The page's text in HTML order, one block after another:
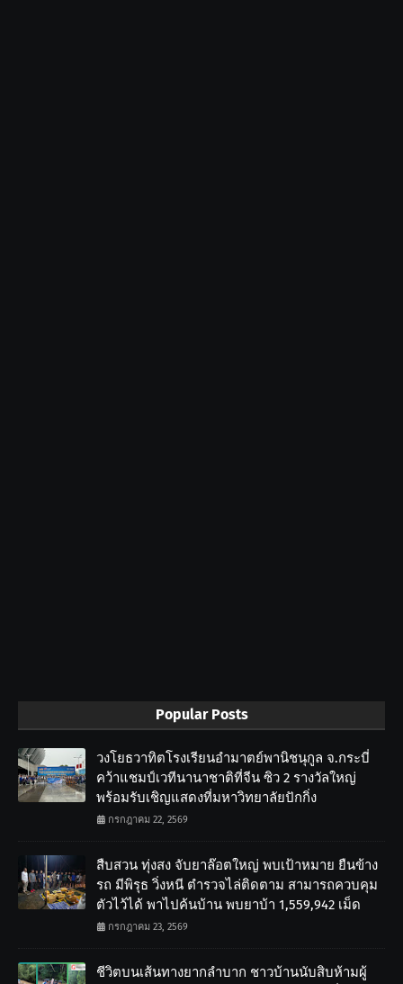
Popular Posts
วงโยธวาทิตโรงเรียนอำมาตย์พานิชนุกูล จ.กระบี่
คว้าแชมป์เวทีนานาชาติที่จีน ซิว 2 รางวัลใหญ่
พร้อมรับเชิญแสดงที่มหาวิทยาลัยปักกิ่ง
กรกฎาคม 22, 2569
สืบสวน ทุ่งสง จับยาล๊อตใหญ่ พบเป้าหมาย ยืนข้าง
รถ มีพิรุธ วิ่งหนี ตำรวจไล่ติดตาม สามารถควบคุม
ตัวไว้ได้ พาไปค้นบ้าน พบยาบ้า 1,559,942 เม็ด
กรกฎาคม 23, 2569
ชีวิตบนเส้นทางยากลำบาก ชาวบ้านนับสิบห้ามผู้